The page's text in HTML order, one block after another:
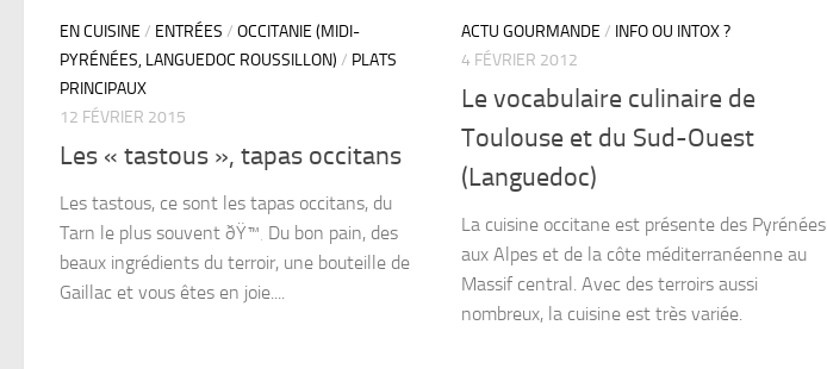
EN CUISINE / ENTRÉES / OCCITANIE (MIDI-
PYRÉNÉES, LANGUEDOC ROUSSILLON) / PLATS
PRINCIPAUX
12 FÉVRIER 2015
Les « tastous », tapas occitans
Les tastous, ce sont les tapas occitans, du
Tarn le plus souvent ðŸ™‚ Du bon pain, des
beaux ingrédients du terroir, une bouteille de
Gaillac et vous êtes en joie....
ACTU GOURMANDE / INFO OU INTOX ?
4 FÉVRIER 2012
Le vocabulaire culinaire de
Toulouse et du Sud-Ouest
(Languedoc)
La cuisine occitane est présente des Pyrénées
aux Alpes et de la côte méditerranéenne au
Massif central. Avec des terroirs aussi
nombreux, la cuisine est très variée.